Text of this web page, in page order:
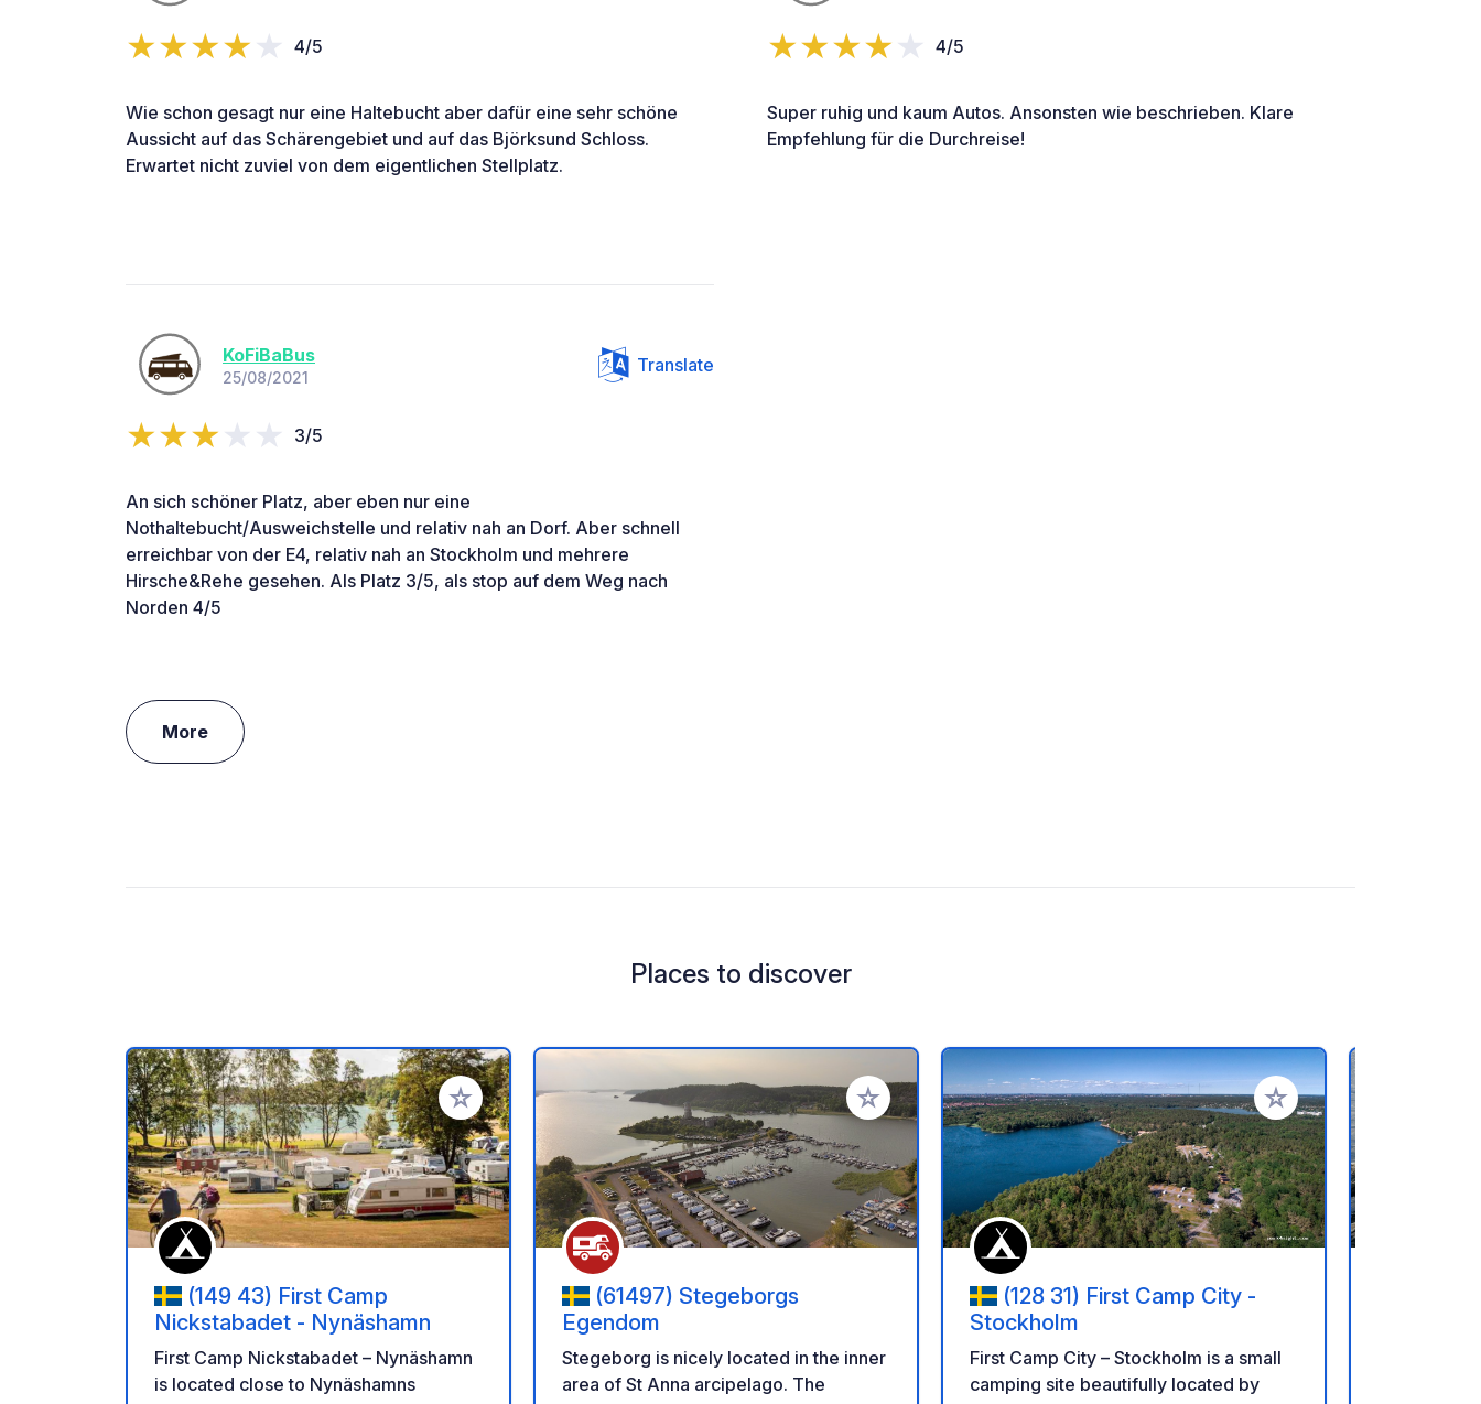
4/5
Wie schon gesagt nur eine Haltebucht aber dafür eine sehr schöne
Aussicht auf das Schärengebiet und auf das Björksund Schloss.
Erwartet nicht zuviel von dem eigentlichen Stellplatz.
4/5
Super ruhig und kaum Autos. Ansonsten wie beschrieben. Klare
Empfehlung für die Durchreise!
KoFiBaBus
25/08/2021
Translate
3/5
An sich schöner Platz, aber eben nur eine
Nothaltebucht/Ausweichstelle und relativ nah an Dorf. Aber schnell
erreichbar von der E4, relativ nah an Stockholm und mehrere
Hirsche&Rehe gesehen. Als Platz 3/5, als stop auf dem Weg nach
Norden 4/5
More
Places to discover
Add to your favorites
(149 43) First Camp
Nickstabadet - Nynäshamn
First Camp Nickstabadet – Nynäshamn
is located close to Nynäshamns
Add to your favorites
(61497) Stegeborgs
Egendom
Stegeborg is nicely located in the inner
area of St Anna arcipelago. The
Add to your favorites
(128 31) First Camp City -
Stockholm
First Camp City – Stockholm is a small
camping site beautifully located by